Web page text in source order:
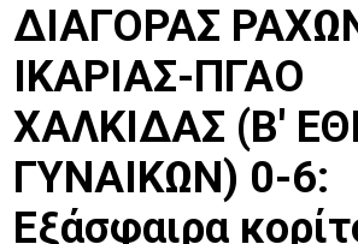
ΔΙΑΓΟΡΑΣ
ΙΚΑΡΙΑΣ-ΠΓΑΟ
ΧΑΛΚΙΔΑΣ (Β'
ΓΥΝΑΙΚΩΝ) 0-6:
Εξάσφαιρα